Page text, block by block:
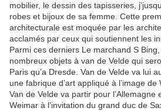
mobilier, le dessin des tapisseries,
robes et bijoux de sa femme. Cette
architecturale est moquée par les
acclamés par ceux qui soutiennent les
Parmi ces derniers Le marchand S
nombreux objets à van de Velde qui
Paris qu’a Dresde. Van de Velde va lui
une fabrique d’art appliqué à l’image de
Van de Velde va partir pour l’Allemagne
Weimar à l’invitation du grand duc de